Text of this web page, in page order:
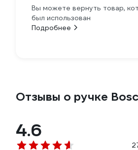
Вы можете вернуть товар,
был использован
Подробнее
Отзывы о ручке
4.6